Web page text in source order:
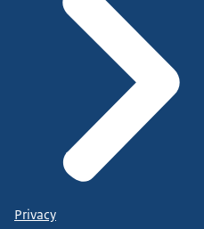
Privacy